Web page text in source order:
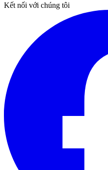
Kết nối với chúng tôi